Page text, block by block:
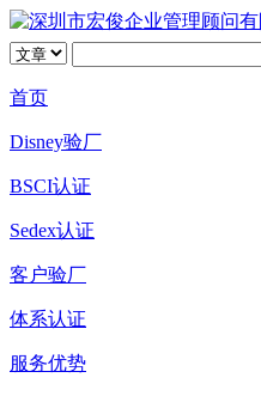
首页
Disney验厂
BSCI认证
Sedex认证
客户验厂
体系认证
服务优势